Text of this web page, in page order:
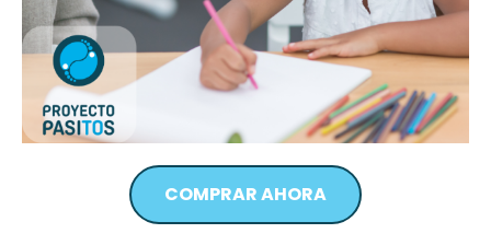
COMPRAR AHORA